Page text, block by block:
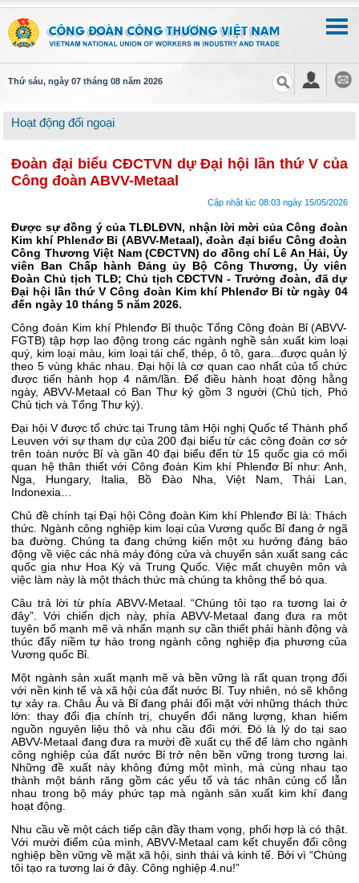
Thứ sáu, ngày 07 tháng 08 năm 2026
Hoạt động đối ngoại
Đoàn đại biểu CĐCTVN dự Đại hội lần thứ V của
Công đoàn ABVV-Metaal
Cập nhật lúc 08:03 ngày 15/05/2026
Được sự đồng ý của TLĐLĐVN, nhận lời mời của Công đoàn
Kim khí Phlenđơ Bỉ (ABVV-Metaal), đoàn đại biểu Công đoàn
Công Thương Việt Nam (CĐCTVN) do đồng chí Lê An Hải, Ủy
viên Ban Chấp hành Đảng ủy Bộ Công Thương, Ủy viên
Đoàn Chủ tịch TLĐ; Chủ tịch CĐCTVN - Trưởng đoàn, đã dự
Đại hội lần thứ V Công đoàn Kim khí Phlenđơ Bỉ từ ngày 04
đến ngày 10 tháng 5 năm 2026.
Công đoàn Kim khí Phlenđơ Bỉ thuộc Tổng Công đoàn Bỉ (ABVV-
FGTB) tập hợp lao động trong các ngành nghề sản xuất kim loại
quý, kim loại màu, kim loại tái chế, thép, ô tô, gara...được quản lý
theo 5 vùng khác nhau. Đại hội là cơ quan cao nhất của tổ chức
được tiến hành họp 4 năm/lần. Để điều hành hoạt động hằng
ngày, ABVV-Metaal có Ban Thư ký gồm 3 người (Chủ tịch, Phó
Chủ tịch và Tổng Thư ký).
Đại hội V được tổ chức tại Trung tâm Hội nghị Quốc tế Thành phố
Leuven với sự tham dự của 200 đại biểu từ các công đoàn cơ sở
trên toàn nước Bỉ và gần 40 đại biểu đến từ 15 quốc gia có mối
quan hệ thân thiết với Công đoàn Kim khí Phlenđơ Bỉ như: Anh,
Nga, Hungary, Italia, Bồ Đào Nha, Việt Nam, Thái Lan,
Indonexia…
Chủ đề chính tại Đại hội Công đoàn Kim khí Phlenđơ Bỉ là: Thách
thức. Ngành công nghiệp kim loại của Vương quốc Bỉ đang ở ngã
ba đường. Chúng ta đang chứng kiến một xu hướng đáng báo
động về việc các nhà máy đóng cửa và chuyển sản xuất sang các
quốc gia như Hoa Kỳ và Trung Quốc. Việc mất chuyên môn và
việc làm này là một thách thức mà chúng ta không thể bỏ qua.
Câu trả lời từ phía ABVV-Metaal. “Chúng tôi tạo ra tương lai ở
đây”. Với chiến dịch này, phía ABVV-Metaal đang đưa ra một
tuyên bố mạnh mẽ và nhấn mạnh sự cần thiết phải hành động và
thúc đẩy niềm tự hào trong ngành công nghiệp địa phương của
Vương quốc Bỉ.
Một ngành sản xuất mạnh mẽ và bền vững là rất quan trọng đối
với nền kinh tế và xã hội của đất nước Bỉ. Tuy nhiên, nó sẽ không
tự xảy ra. Châu Âu và Bỉ đang phải đối mặt với những thách thức
lớn: thay đổi địa chính trị, chuyển đổi năng lượng, khan hiếm
nguồn nguyên liệu thô và nhu cầu đổi mới. Đó là lý do tại sao
ABVV-Metaal đang đưa ra mười đề xuất cụ thể để làm cho ngành
công nghiệp của đất nước Bỉ trở nên bền vững trong tương lai.
Những đề xuất này không đứng một mình, mà cùng nhau tạo
thành một bánh răng gồm các yếu tố và tác nhân củng cố lẫn
nhau trong bộ máy phức tạp mà ngành sản xuất kim khí đang
hoạt động.
Nhu cầu về một cách tiếp cận đầy tham vọng, phối hợp là có thật.
Với mười điểm của mình, ABVV-Metaal cam kết chuyển đổi công
nghiệp bền vững về mặt xã hội, sinh thái và kinh tế. Bởi vì “Chúng
tôi tạo ra tương lai ở đây. Công nghiệp 4.nu!”